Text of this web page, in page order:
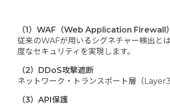
（1）WAF（Web Application Firewall）
従来のWAFが用いるシグネチャー検出と
度なセキュリティを実現します。
（2）DDoS攻撃遮断
ネットワーク・トランスポート層（
（3）API保護